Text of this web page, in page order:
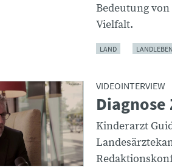
Bedeutung
Vielfalt.
LAND LANDLEBEN
VIDEOINTERVIEW
Kinderarzt